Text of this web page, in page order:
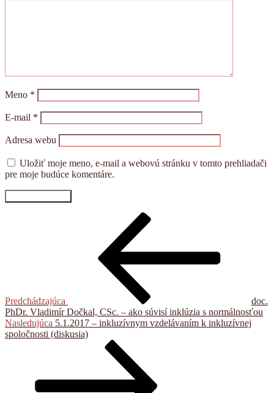
Meno *
E-mail *
Adresa webu
Uložiť moje meno, e-mail a webovú stránku v tomto prehliadači
pre moje budúce komentáre.
Predchádzajúca
doc.
PhDr. Vladimír Dočkal, CSc. – ako súvisí inklúzia s normálnosťou
Ďalší
článok
Nasledujúca 5.1.2017 – inkluzívnym vzdelávaním k inkluzívnej
spoločnosti (diskusia)